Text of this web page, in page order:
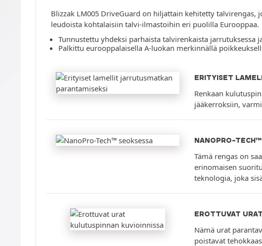
Blizzak LM005 DriveGuard on hiljattain kehitetty
leudoista kohtalaisiin talvi-ilmastoihin eri puolilla Eurooppaa.
Tunnustettu yhdeksi parhaista talvirenkaista jarrutuksessa
Palkittu eurooppalaisella A-luokan merkinnällä
ERITYISET
Renkaan
jääkerroksiin,
NANOPRO-TECH™
Tämä rengas on
erinomaisen
teknologia, joka
EROTTUVAT
Nämä urat
poistavat